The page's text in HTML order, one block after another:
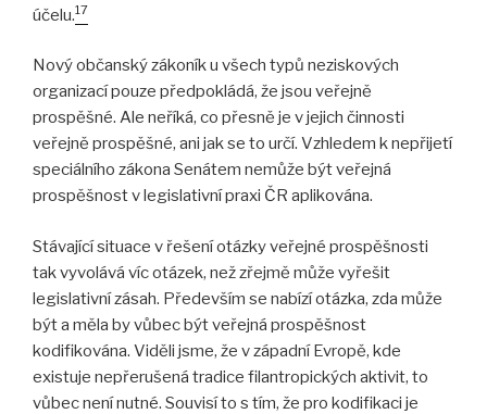
účelu.17
Nový občanský zákoník u všech typů neziskových
organizací pouze předpokládá, že jsou veřejně
prospěšné. Ale neříká, co přesně je v jejich činnosti
veřejně prospěšné, ani jak se to určí. Vzhledem k nepřijetí
speciálního zákona Senátem nemůže být veřejná
prospěšnost v legislativní praxi ČR aplikována.
Stávající situace v řešení otázky veřejné prospěšnosti
tak vyvolává víc otázek, než zřejmě může vyřešit
legislativní zásah. Především se nabízí otázka, zda může
být a měla by vůbec být veřejná prospěšnost
kodifikována. Viděli jsme, že v západní Evropě, kde
existuje nepřerušená tradice filantropických aktivit, to
vůbec není nutné. Souvisí to s tím, že pro kodifikaci je